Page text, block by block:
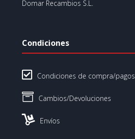
Domar Recambios S.L.
Condiciones
 Condiciones de compra/pagos
 Cambios/Devoluciones
 Envíos